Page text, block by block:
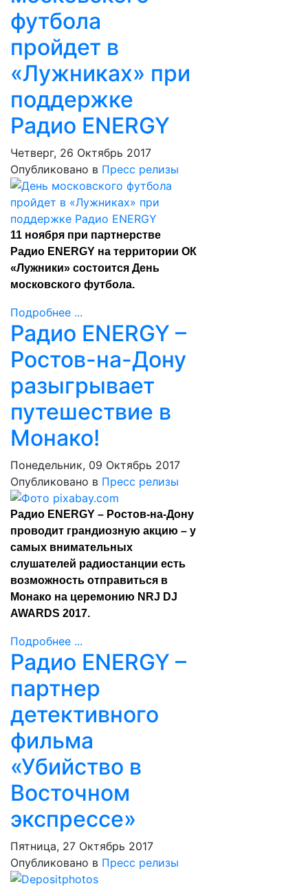
футбола
пройдет в
«Лужниках» при
поддержке
Радио ENERGY
Четверг, 26 Октябрь 2017
Опубликовано в Пресс релизы
11 ноября при партнерстве
Радио ENERGY на территории ОК
«Лужники» состоится День
московского футбола.
Подробнее ...
Радио ENERGY –
Ростов-на-Дону
разыгрывает
путешествие в
Монако!
Понедельник, 09 Октябрь 2017
Опубликовано в Пресс релизы
Радио ENERGY – Ростов-на-Дону
проводит грандиозную акцию – у
самых внимательных
слушателей радиостанции есть
возможность отправиться в
Монако на церемонию NRJ DJ
AWARDS 2017.
Подробнее ...
Радио ENERGY –
партнер
детективного
фильма
«Убийство в
Восточном
экспрессе»
Пятница, 27 Октябрь 2017
Опубликовано в Пресс релизы